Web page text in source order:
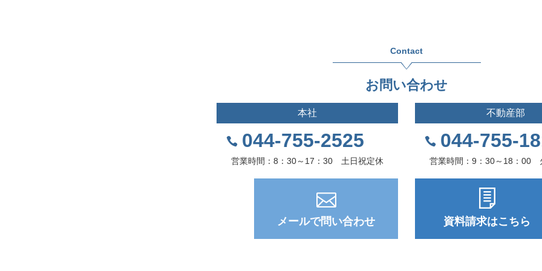
Contact
お問い合わせ
本社
044-755-2525
営業時間：8：30～17：30 土日祝定休
不動産部
044-755-
営業時間：9：30～18：00
メールで問い合わせ 資料請求はこちら